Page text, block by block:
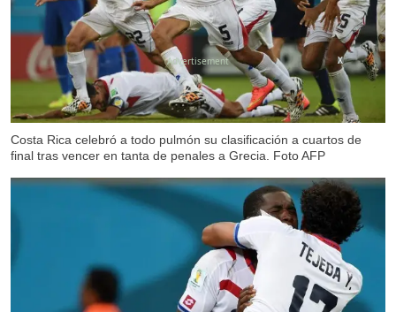
Costa Rica celebró a todo pulmón su clasificación a cuartos de
final tras vencer en tanta de penales a Grecia. Foto AFP
X